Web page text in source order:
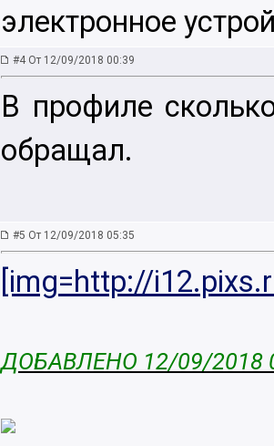
электронное
#4 От 12/09/2018 00:39
В профиле
обращал.
#5 От 12/09/2018 05:35
[img=http://
ДОБАВЛЕНО 12/09/2018